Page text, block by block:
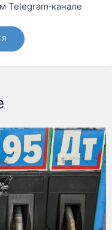
Telegram‑канале